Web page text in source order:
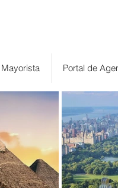
Mayorista Portal de